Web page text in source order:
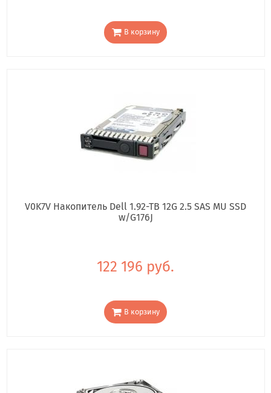
В корзину
V0K7V Накопитель Dell 1.92-TB 12G 2.5 SAS MU SSD
w/G176J
122 196 руб.
В корзину